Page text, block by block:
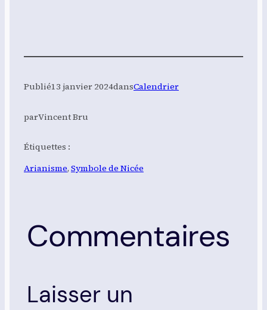
Publié13 janvier 2024dansCalendrier
parVincent Bru
Étiquettes :
Arianisme, Symbole de Nicée
Commentaires
Laisser un